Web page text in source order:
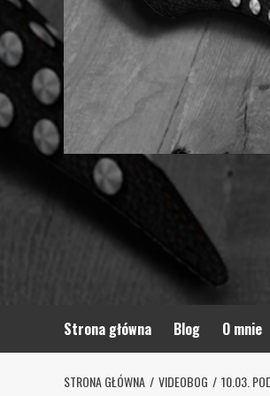
Strona główna Blog O mnie
STRONA GŁÓWNA VIDEOBOG 10.03.